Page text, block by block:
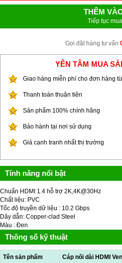
THÊM
Tiếp tục
Gọi đặt hàng tư vấn
YÊN TÂM MUA
Giao hàng miễn phí cho đơn hàng
Thanh toán thuận tiện
Sản phẩm 100% chính hãng
Bảo hành tại nơi sử dụng
Giá cạnh tranh nhất thị trường
Tính năng nổi bật
Chuẩn HDMI 1.4 hỗ trợ 2K,4K@30Hz
Chất liệu: PVC
Tốc độ truyền dữ liệu : 10.2 Gbps
Dây dẫn: Copper-clad Steel
Màu : Đen
Thông số kỹ thuật
Tên sản phẩm Cáp nối dài HDMI